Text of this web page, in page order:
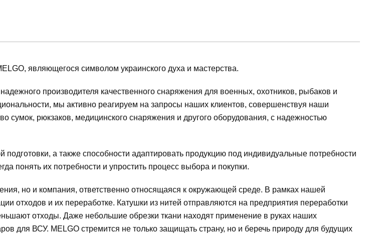
являющегося символом украинского духа и мастерства.
производителя качественного снаряжения для военных, охотников, рыбаков и
мы активно реагируем на запросы наших клиентов, совершенствуя наши
сумок, рюкзаков, медицинского снаряжения и другого оборудования, с надежностью
а также способности адаптировать продукцию под индивидуальные потребности
понять их потребности и упростить процесс выбора и покупки.
но и компания, ответственно относящаяся к окружающей среде. В рамках нашей
отходов и их переработке. Катушки из нитей отправляются на предприятия переработки
отходы. Даже небольшие обрезки ткани находят применение в руках наших
для ВСУ. MELGO стремится не только защищать страну, но и беречь природу для будущих